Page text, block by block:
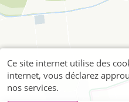
Ce site internet utilise des
internet, vous déclarez
nos services.